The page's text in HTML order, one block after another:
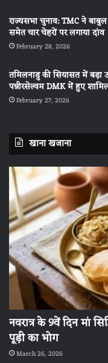
राज्यसभा चुनाव: TMC ने बाबुल
समेत चार चेहरों पर लगाया दांव
February 28, 2026
तमिलनाडु की सियासत में बड़ा
पन्नीरसेल्वम DMK में हुए
February 27, 2026
खाना खजाना
नवरात्र के 9वें दिन मां
पूड़ी का भोग
March 26, 2026